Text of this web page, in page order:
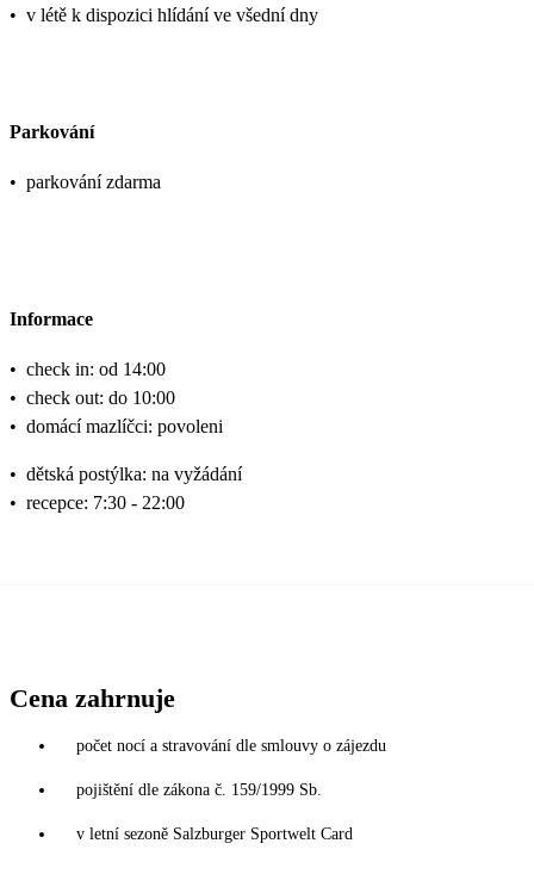
• v létě k dispozici hlídání ve všední dny
Parkování
• parkování zdarma
Informace
• check in: od 14:00
• check out: do 10:00
• domácí mazlíčci: povoleni
• dětská postýlka: na vyžádání
• recepce: 7:30 - 22:00
Cena zahrnuje
počet nocí a stravování dle smlouvy o zájezdu
pojištění dle zákona č. 159/1999 Sb.
v letní sezoně Salzburger Sportwelt Card